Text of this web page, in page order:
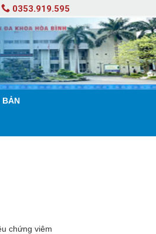
0353.919.595
BẢN
chứng viêm